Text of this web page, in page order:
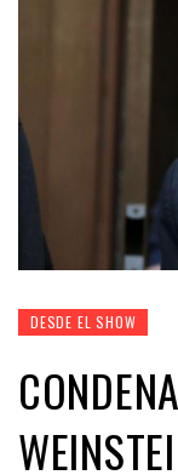
DESDE EL SHOW